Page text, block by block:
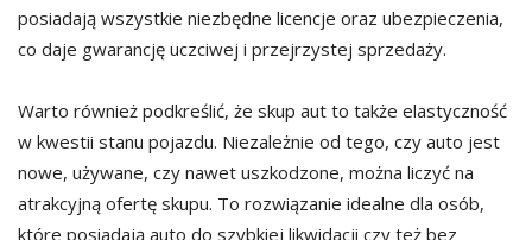
posiadają wszystkie niezbędne licencje oraz ubezpieczenia,
co daje gwarancję uczciwej i przejrzystej sprzedaży.
Warto również podkreślić, że skup aut to także elastyczność
w kwestii stanu pojazdu. Niezależnie od tego, czy auto jest
nowe, używane, czy nawet uszkodzone, można liczyć na
atrakcyjną ofertę skupu. To rozwiązanie idealne dla osób,
które posiadają auto do szybkiej likwidacji czy też bez